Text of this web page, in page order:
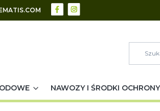
NAWOZY I ŚRODKI OCHRONY